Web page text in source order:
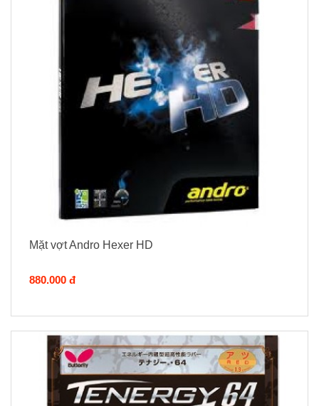
Mặt vợt Andro Hexer HD
880.000 đ